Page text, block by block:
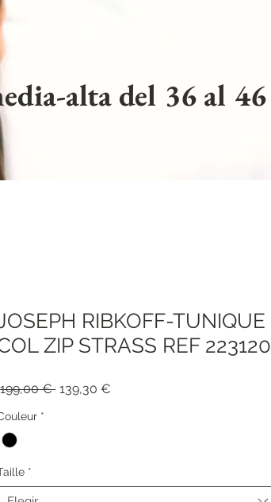
alta del 36 al 46
RIBKOFF-TUNIQUE
ZIP STRASS REF 223120
€ Precio
139,30 €
*
*